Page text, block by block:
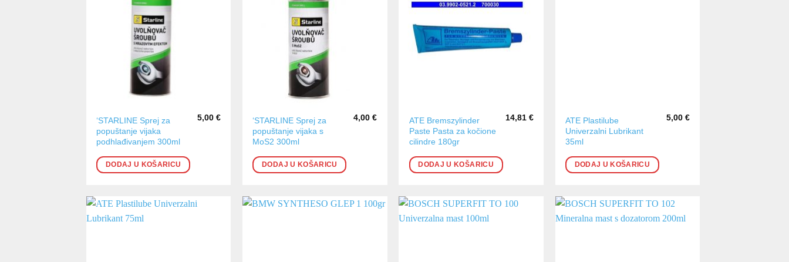
‘STARLINE Sprej za
popuštanje vijaka
podhlađivanjem 300ml
5,00€
DODAJ U KOŠARICU
‘STARLINE Sprej za
popuštanje vijaka s
MoS2 300ml
4,00€
DODAJ U KOŠARICU
ATE Bremszylinder
Paste Pasta za kočione
cilindre 180gr
14,81 €
DODAJ U KOŠARICU
ATE Plastilube
Univerzalni Lubrikant
35ml
5,00 €
DODAJ U KOŠARICU